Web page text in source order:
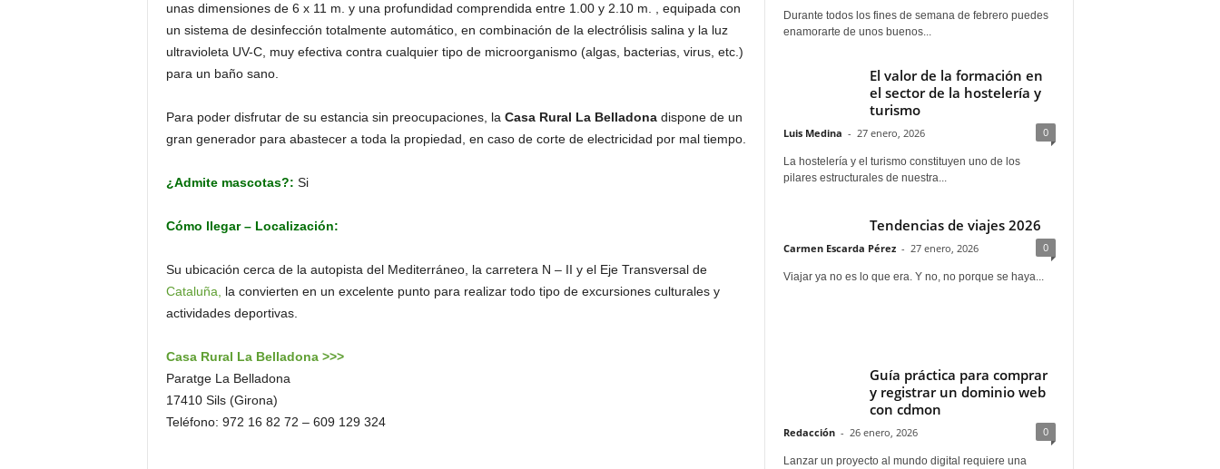
unas dimensiones de 6 x 11 m. y una profundidad comprendida entre 1.00 y 2.10 m. , equipada con
un sistema de desinfección totalmente automático, en combinación de la electrólisis salina y la luz
ultravioleta UV-C, muy efectiva contra cualquier tipo de microorganismo (algas, bacterias, virus, etc.)
para un baño sano.
Para poder disfrutar de su estancia sin preocupaciones, la Casa Rural La Belladonadispone de un
gran generador para abastecer a toda la propiedad, en caso de corte de electricidad por mal tiempo.
¿Admite mascotas?: Si
Cómo llegar – Localización:
Su ubicación cerca de la autopista del Mediterráneo, la carretera N – II y el Eje Transversal de
Cataluña,
la convierten en un excelente punto para realizar todo tipo de excursiones culturales y
actividades deportivas.
Casa Rural La Belladona >>>
Paratge La Belladona
17410 Sils (Girona)
Teléfono: 972 16 82 72 – 609 129 324
Durante todos los fines de semana de febrero puedes
enamorarte de unos buenos...
El valor de la formación en
el sector de la hostelería y
turismo
Luis Medina - 27 enero, 2026 0
La hostelería y el turismo constituyen uno de los
pilares estructurales de nuestra...
Tendencias de viajes 2026
Carmen Escarda Pérez - 27 enero, 2026 0
Viajar ya no es lo que era. Y no, no porque se haya...
Guía práctica para comprar
y registrar un dominio web
con cdmon
Redacción - 26 enero, 2026 0
Lanzar un proyecto al mundo digital requiere una